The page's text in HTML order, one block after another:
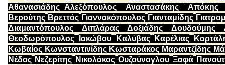
Αθανασιάδης Αλεξόπουλος Αναστασάκης
Απόκης
Βερούτης Βρεττός Γιαννακόπουλος Γιανταμίδης
Διαμαντόπουλος
Διπλάρας Δοξιάδης Δουδούμης
Θεοδωρόπουλος
Ιακώβου Καλύβας Καρέλιας
Κωβαίος ΚωνσταντινίδηςΚωσταράκος Μαραντζίδης
Νέδος Νεζερίτης Νικολάκος Ουζούνογλου Ξαφά